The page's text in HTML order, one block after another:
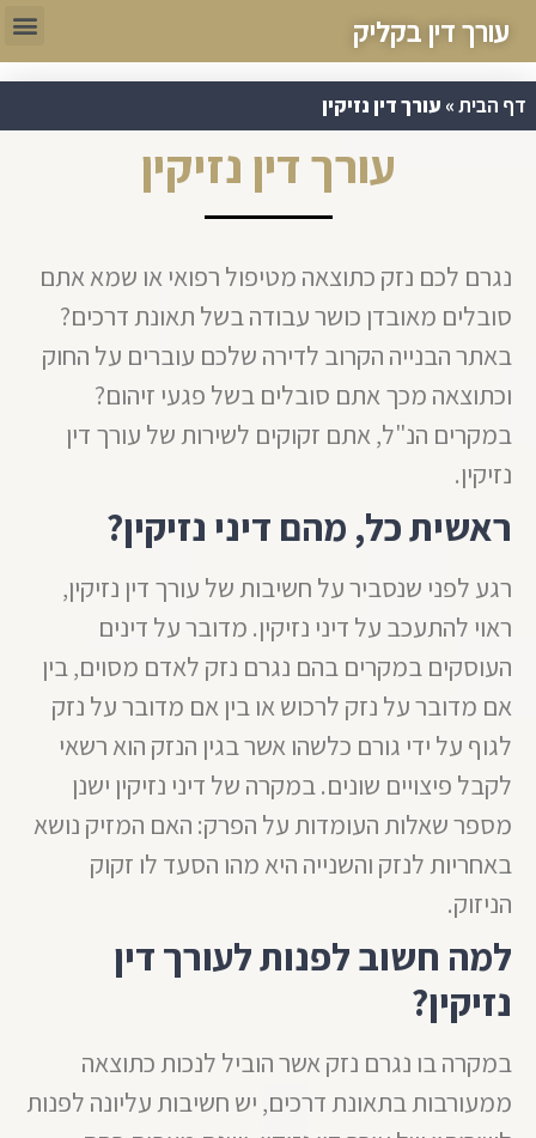
עורך דין בקליק
דף הבית»עורך דין נזיקין
עורך דין נזיקין
נגרם לכם נזק כתוצאה מטיפול רפואי או שמא אתם
סובלים מאובדן כושר עבודה בשל תאונת דרכים?
באתר הבנייה הקרוב לדירה שלכם עוברים על החוק
וכתוצאה מכך אתם סובלים בשל פגעי זיהום?
במקרים הנ"ל, אתם זקוקים לשירות של עורך דין
נזיקין.
ראשית כל, מהם דיני נזיקין?
רגע לפני שנסביר על חשיבות של עורך דין נזיקין,
ראוי להתעכב על דיני נזיקין. מדובר על דינים
העוסקים במקרים בהם נגרם נזק לאדם מסוים, בין
אם מדובר על נזק לרכוש או בין אם מדובר על נזק
לגוף על ידי גורם כלשהו אשר בגין הנזק הוא רשאי
לקבל פיצויים שונים. במקרה של דיני נזיקין ישנן
מספר שאלות העומדות על הפרק: האם המזיק נושא
באחריות לנזק והשנייה היא מהו הסעד לו זקוק
הניזוק.
למה חשוב לפנות לעורך דין
נזיקין?
במקרה בו נגרם נזק אשר הוביל לנכות כתוצאה
ממעורבות בתאונת דרכים, יש חשיבות עליונה לפנות